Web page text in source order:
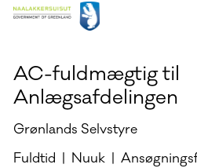
AC-fuldmægtig til
Anlægsafdelingen
Grønlands Selvstyre
Fuldtid | Nuuk |